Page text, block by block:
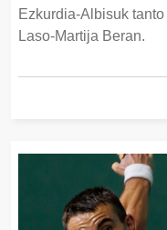
Ezkurdia-Albisuk
Laso-Martija Beran.